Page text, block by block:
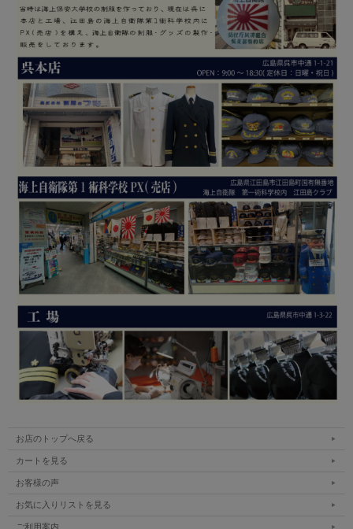
お店のトップへ戻る
カートを見る
お客様の声
お気に入りリストを見る
ご利用案内